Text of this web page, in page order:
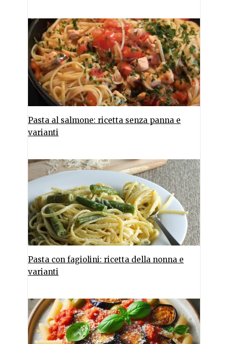
Pasta al salmone: ricetta senza panna e
varianti
Pasta con fagiolini: ricetta della nonna e
varianti